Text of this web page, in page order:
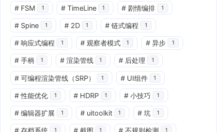
# FSM 1 # TimeLine 1 # 剧情编排 1
# Spine 1 # 2D 1 # 链式编程 1
# 响应式编程 1 # 观察者模式 1 # 异步 1
# 手柄 1 # 渲染管线 1 # 后处理 1
# 可编程渲染管线（SRP） 1 # UI组件 1
# 性能优化 1 # HDRP 1 # 小技巧 1
# 编辑器扩展 1 # uitoolkit 1 # 坑 1
1 1 1